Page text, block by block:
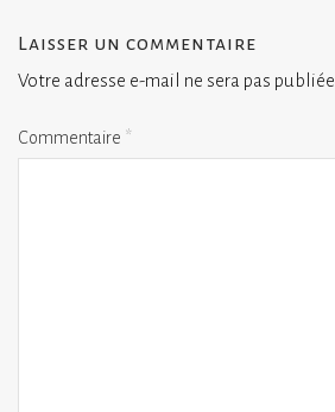
Laisser un commentaire
Votre adresse e-mail ne sera pas publiée.
Commentaire *